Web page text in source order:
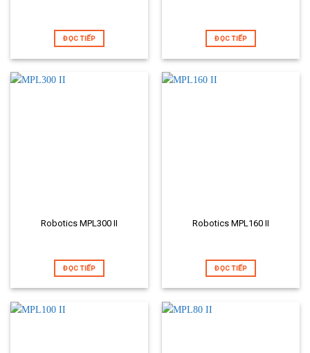
ĐỌC TIẾP ĐỌC TIẾP
Robotics MPL300 II
ĐỌC TIẾP
Robotics MPL160 II
ĐỌC TIẾP